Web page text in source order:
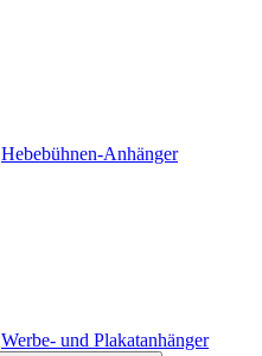
Hebebühnen-Anhänger
Werbe- und Plakatanhänger